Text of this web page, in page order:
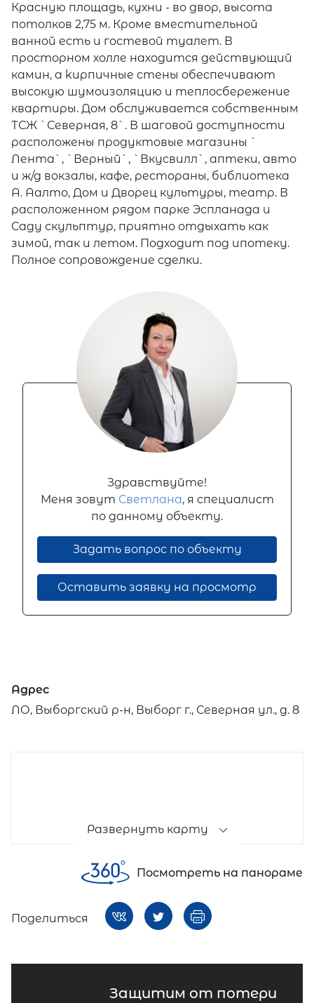
Красную площадь, кухни - во двор, высота
потолков 2,75 м. Кроме вместительной
ванной есть и гостевой туалет. В
просторном холле находится действующий
камин, а kирпичные стены обеспечивают
высокую шумоизоляцию и теплосбережение
квартиры. Дом обслуживается собственным
ТСЖ `Северная, 8`. В шаговой доступности
расположены продуктовые магазины `
Лента`, `Верный`, `Вкусвилл`, аптеки, авто
и ж/д вокзалы, кафе, рестораны, библиотека
А. Аалто, Дом и Дворец культуры, театр. В
расположенном рядом парке Эспланада и
Саду скульптур, приятно отдыхать как
зимой, так и летом. Подходит под ипотеку.
Полное сопровождение сделки.
Здравствуйте!
Меня зовут Светлана, я специалист
по данному объекту.
Задать вопрос по объекту
Оставить заявку на просмотр
Адрес
ЛО, Выборгский р-н, Выборг г., Северная ул., д. 8
Развернуть карту
Посмотреть на панораме
Поделиться
Защитим от потери